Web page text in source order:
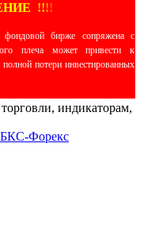
!!!!
бирже сопряжена с
плеча может привести к
потери инвестированных
индикаторам,